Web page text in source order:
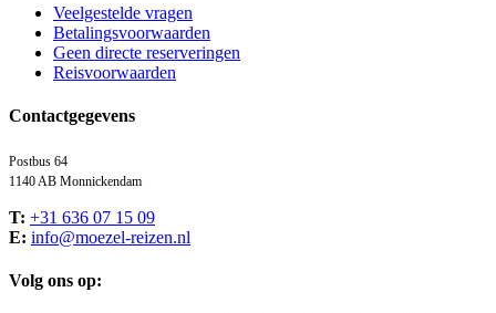
Veelgestelde vragen
Betalingsvoorwaarden
Geen directe reserveringen
Reisvoorwaarden
Contactgegevens
Postbus 64
1140 AB Monnickendam
T: +31 636 07 15 09
E: info@moezel-reizen.nl
Volg ons op: